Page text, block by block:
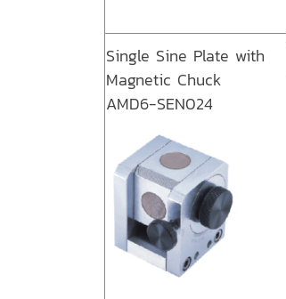
Single Sine Plate with
Magnetic Chuck
AMD6-SEN024